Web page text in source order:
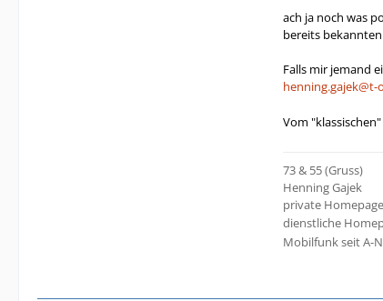
ach ja noch was
bereits
Falls mir jemand
Vom
73 & 55 (Gruss)
Henning Gajek
private Homepage
dienstliche
Mobilfunk seit A-